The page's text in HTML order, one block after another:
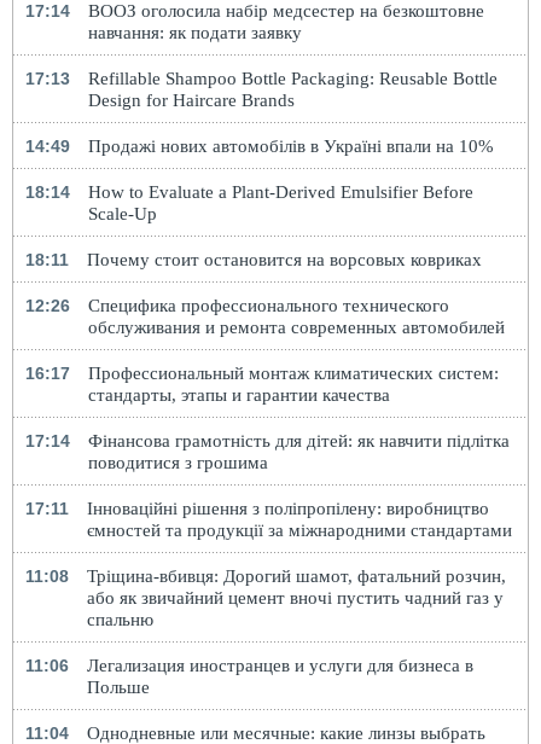
17:14
ВООЗ оголосила набір медсестер на безкоштовне
навчання: як подати заявку
17:13
Refillable Shampoo Bottle Packaging: Reusable Bottle
Design for Haircare Brands
14:49 Продажі нових автомобілів в Україні впали на 10%
18:14
How to Evaluate a Plant-Derived Emulsifier Before
Scale-Up
18:11 Почему стоит остановится на ворсовых ковриках
12:26
Специфика профессионального технического
обслуживания и ремонта современных автомобилей
16:17
Профессиональный монтаж климатических систем:
стандарты, этапы и гарантии качества
17:14
Фінансова грамотність для дітей: як навчити підлітка
поводитися з грошима
17:11
Інноваційні рішення з поліпропілену: виробництво
ємностей та продукції за міжнародними стандартами
11:08
Тріщина-вбивця: Дорогий шамот, фатальний розчин,
або як звичайний цемент вночі пустить чадний газ у
спальню
11:06
Легализация иностранцев и услуги для бизнеса в
Польше
11:04
Однодневные или месячные: какие линзы выбрать